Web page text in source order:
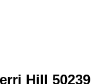
Hill 50239